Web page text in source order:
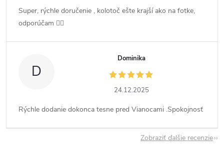
Super, rýchle doručenie , kolotoč ešte krajší ako na fotke,
odporúčam 👍🏻
D
Dominika
24.12.2025
Rýchle dodanie dokonca tesne pred Vianocami .Spokojnosť
Zobraziť ďalšie recenzie